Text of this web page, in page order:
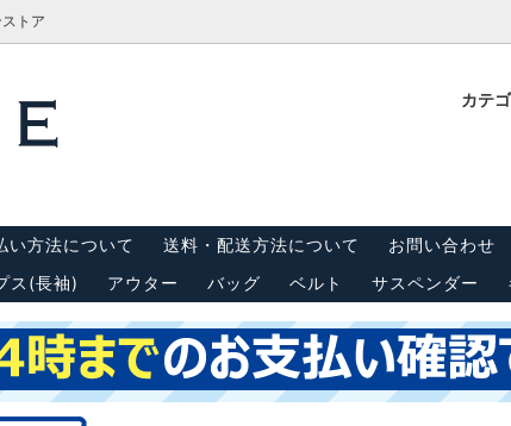
トア
カテ
袖) キャップ
シーツ・はぎれ
バイス550 スウェット・パーカー
法
い方法について 送料・配送方法について
お問い合わせ
ス(長袖) アウター バッグ ベルト サスペンダー